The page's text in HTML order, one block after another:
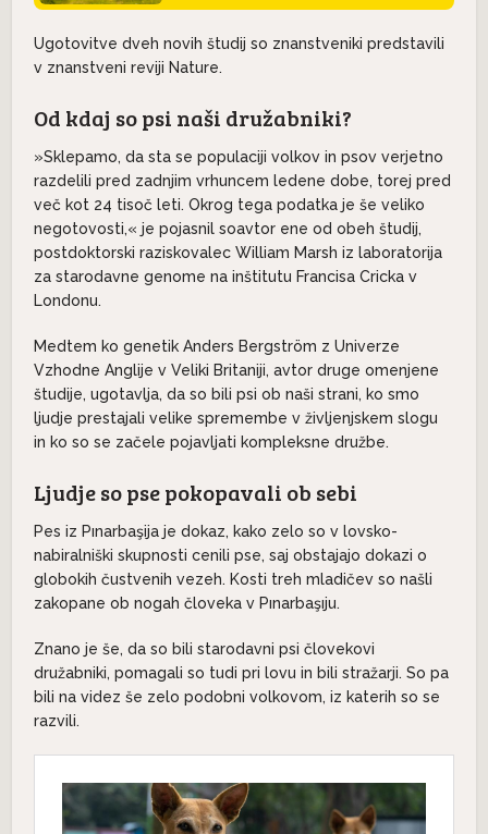
Ugotovitve dveh novih študij so znanstveniki predstavili
v znanstveni reviji Nature.
Od kdaj so psi naši družabniki?
»Sklepamo, da sta se populaciji volkov in psov verjetno
razdelili pred zadnjim vrhuncem ledene dobe, torej pred
več kot 24 tisoč leti. Okrog tega podatka je še veliko
negotovosti,« je pojasnil soavtor ene od obeh študij,
postdoktorski raziskovalec William Marsh iz laboratorija
za starodavne genome na inštitutu Francisa Cricka v
Londonu.
Medtem ko genetik Anders Bergström z Univerze
Vzhodne Anglije v Veliki Britaniji, avtor druge omenjene
študije, ugotavlja, da so bili psi ob naši strani, ko smo
ljudje prestajali velike spremembe v življenjskem slogu
in ko so se začele pojavljati kompleksne družbe.
Ljudje so pse pokopavali ob sebi
Pes iz Pınarbaşija je dokaz, kako zelo so v lovsko-
nabiralniški skupnosti cenili pse, saj obstajajo dokazi o
globokih čustvenih vezeh. Kosti treh mladičev so našli
zakopane ob nogah človeka v Pınarbaşıju.
Znano je še, da so bili starodavni psi človekovi
družabniki, pomagali so tudi pri lovu in bili stražarji. So pa
bili na videz še zelo podobni volkovom, iz katerih so se
razvili.